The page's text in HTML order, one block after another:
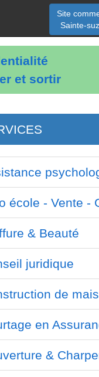
et sortir
Site
Sainte-
école - Vente -
& Beauté
juridique
de
en
&